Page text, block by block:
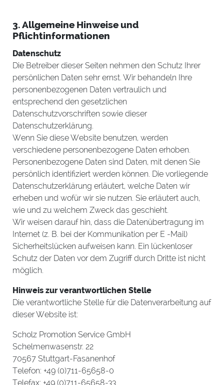
3. Allgemeine Hinweise und
Pflichtinformationen
Datenschutz
Die Betreiber dieser Seiten nehmen den Schutz Ihrer
persönlichen Daten sehr ernst. Wir behandeln Ihre
personenbezogenen Daten vertraulich und
entsprechend den gesetzlichen
Datenschutzvorschriften sowie dieser
Datenschutzerklärung.
Wenn Sie diese Website benutzen, werden
verschiedene personenbezogene Daten erhoben.
Personenbezogene Daten sind Daten, mit denen Sie
persönlich identifiziert werden können. Die vorliegende
Datenschutzerklärung erläutert, welche Daten wir
erheben und wofür wir sie nutzen. Sie erläutert auch,
wie und zu welchem Zweck das geschieht.
Wir weisen darauf hin, dass die Datenübertragung im
Internet (z. B. bei der Kommunikation per E -Mail)
Sicherheitslücken aufweisen kann. Ein lückenloser
Schutz der Daten vor dem Zugriff durch Dritte ist nicht
möglich.
Hinweis zur verantwortlichen Stelle
Die verantwortliche Stelle für die Datenverarbeitung auf
dieser Website ist:
Scholz Promotion Service GmbH
Schelmenwasenstr. 22
70567 Stuttgart-Fasanenhof
Telefon: +49 (0)711-65658-0
Telefax: +49 (0)711-65658-33